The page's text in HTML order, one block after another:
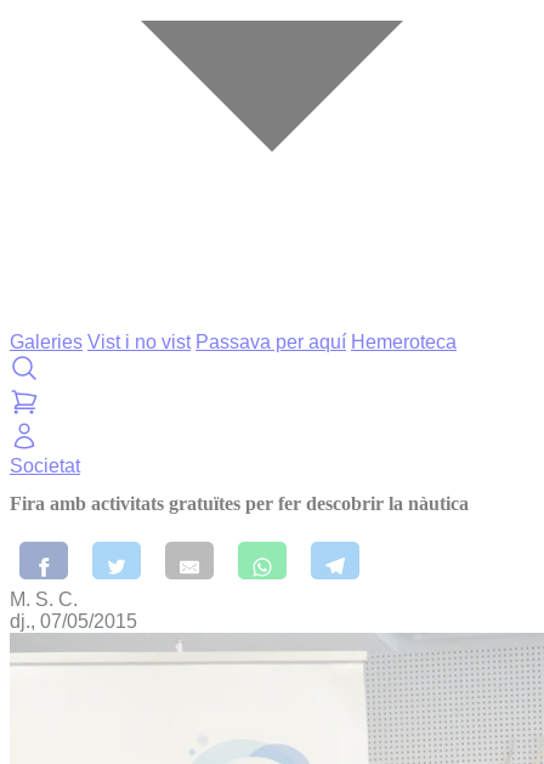
Galeries Vist i no vist Passava per aquí Hemeroteca
Societat
Fira amb activitats gratuïtes per fer descobrir la nàutica
M. S. C.
dj., 07/05/2015